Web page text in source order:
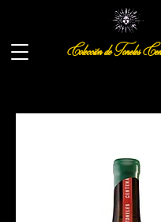
Colección de Toneles